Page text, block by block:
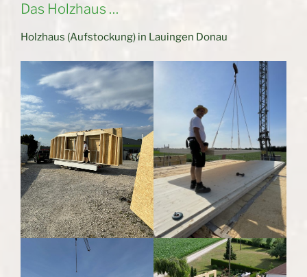
Das Holzhaus …
Holzhaus (Aufstockung) in Lauingen Donau